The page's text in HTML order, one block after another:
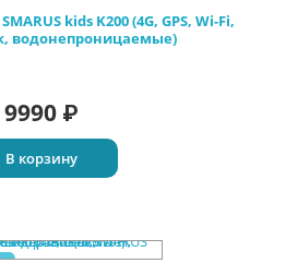
kids K200 (4G, GPS, Wi-Fi,
водонепроницаемые)
9990 ₽
В корзину